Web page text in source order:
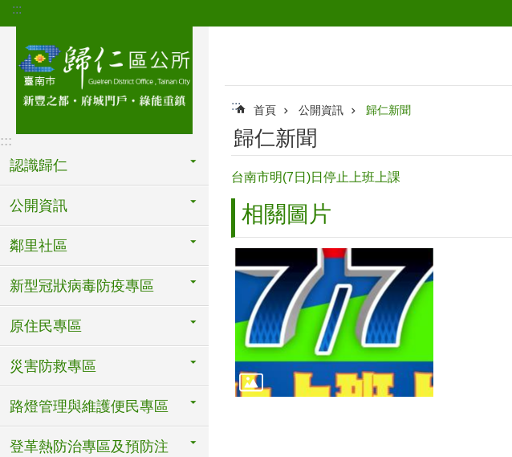
跳到主要內容區塊
:::
:::
認識歸仁
公開資訊
鄰里社區
新型冠狀病毒防疫專區
原住民專區
災害防救專區
路燈管理與維護便民專區
登革熱防治專區及預防注
::: 首頁 公開資訊 歸仁新聞
歸仁新聞
台南市明(7日)日停止上班上課
相關圖片